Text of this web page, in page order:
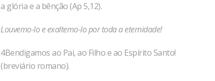
a glória e a bênção (Ap 5,12).
Louvemo-lo e exaltemo-lo por toda a eternidade!
4Bendigamos ao Pai, ao Filho e ao Espírito Santo!
(breviário romano).